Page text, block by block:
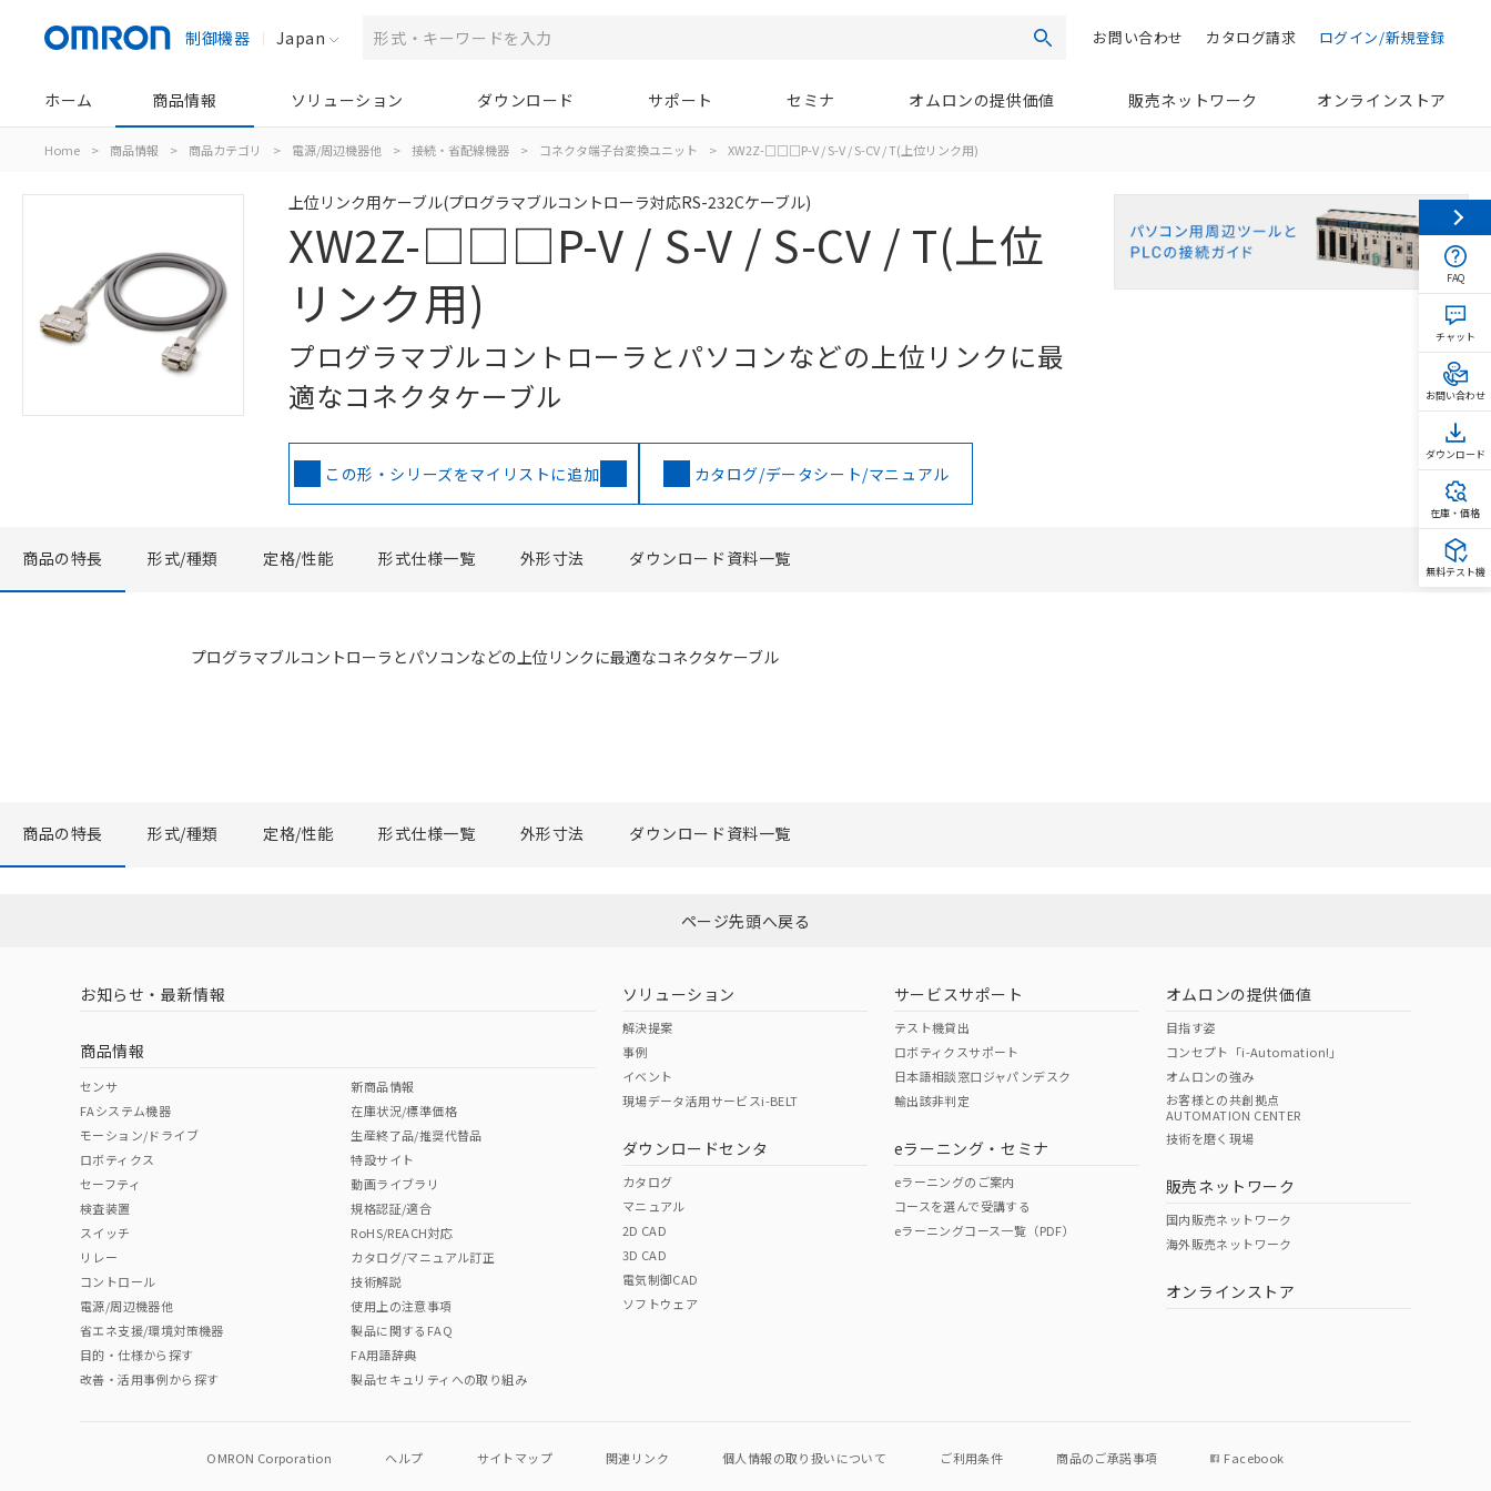
制御機器 Japan 検索 ログイン/新規登録
カタログ請求
お問い合わせ
ホーム 商品情報 ソリューション ダウンロード サポート セミナ オムロンの提供価値 販売ネットワーク オンラインストア
Home > 商品情報 > 商品カテゴリ > 電源/周辺機器他 > 接続・省配線機器 > コネクタ端子台変換ユニット > XW2Z-□□□P-V / S-V / S-CV / T(上位リンク用)
上位リンク用ケーブル(プログラマブルコントローラ対応RS-232Cケーブル)
XW2Z-□□□P-V / S-V / S-CV / T(上位
リンク用)
プログラマブルコントローラとパソコンなどの上位リンクに最
適なコネクタケーブル
この形・シリーズをマイリストに追加 カタログ/データシート/マニュアル
商品の特長 形式/種類 定格/性能 形式仕様一覧 外形寸法 ダウンロード資料一覧
プログラマブルコントローラとパソコンなどの上位リンクに最適なコネクタケーブル
商品の特長 形式/種類 定格/性能 形式仕様一覧 外形寸法 ダウンロード資料一覧
ページ先頭へ戻る
お知らせ・最新情報
商品情報
センサ
FAシステム機器
モーション/ドライブ
ロボティクス
セーフティ
検査装置
スイッチ
リレー
コントロール
電源/周辺機器他
省エネ支援/環境対策機器
目的・仕様から探す
改善・活用事例から探す
新商品情報
在庫状況/標準価格
生産終了品/推奨代替品
特設サイト
動画ライブラリ
規格認証/適合
RoHS/REACH対応
カタログ/マニュアル訂正
技術解説
使用上の注意事項
製品に関するFAQ
FA用語辞典
製品セキュリティへの取り組み
ソリューション
解決提案
事例
イベント
現場データ活用サービスi-BELT
ダウンロードセンタ
カタログ
マニュアル
2D CAD
3D CAD
電気制御CAD
ソフトウェア
サービスサポート
テスト機貸出
ロボティクスサポート
日本語相談窓口ジャパンデスク
輸出該非判定
eラーニング・セミナ
eラーニングのご案内
コースを選んで受講する
eラーニングコース一覧（PDF）
オムロンの提供価値
目指す姿
コンセプト「i-Automation!」
オムロンの強み
お客様との共創拠点
AUTOMATION CENTER
技術を磨く現場
販売ネットワーク
国内販売ネットワーク
海外販売ネットワーク
オンラインストア
OMRON Corporation ヘルプ サイトマップ 関連リンク 個人情報の取り扱いについて ご利用条件 商品のご承諾事項 Facebook
FAQ
チャット
お問い合わせ
ダウンロード
在庫・価格
無料テスト機